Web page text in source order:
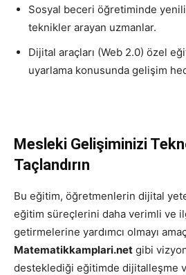
Sosyal beceri öğretiminde
teknikler arayan uzmanlar.
Dijital araçları (Web 2.0) özel
uyarlama konusunda gelişim
Mesleki Gelişiminizi
Taçlandırın
Bu eğitim, öğretmenlerin dijital
eğitim süreçlerini daha verimli ve
getirmelerine yardımcı olmayı
Matematikkamplari.net gibi
desteklediği eğitimde dijitalleşme